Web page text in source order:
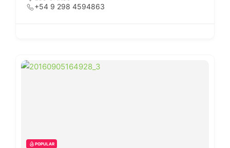
+54 9 298 4594863
POPULAR